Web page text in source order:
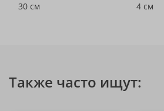
30 см
4 см
Также часто ищут: